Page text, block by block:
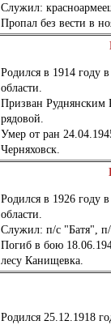
Служил:
Пропал без вести в
Родился в 1914 году
области.
Призван
рядовой.
Умер от ран
Черняховск.
Родился в 1926 году
области.
Служил: п/с "Батя",
Погиб в бою
лесу Канищевка.
Родился 25.12.1918